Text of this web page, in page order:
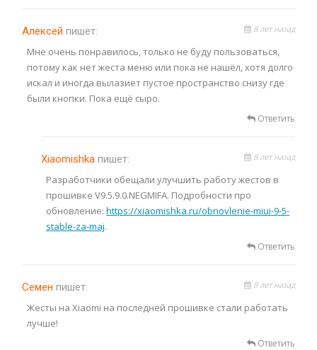
Алексей пишет: 8 лет назад
Мне очень понравилось, только не буду пользоваться,
потому как нет жеста меню или пока не нашёл, хотя долго
искал и иногда вылазиет пустое пространство снизу где
были кнопки. Пока ещё сыро.
Ответить
Xiaomishkaпишет: 8 лет назад
Разработчики обещали улучшить работу жестов в
прошивке V9.5.9.0.NEGMIFA. Подробности про
обновление:https://xiaomishka.ru/obnovlenie-miui-9-5-
stable-za-maj.
Ответить
Семен пишет: 8 лет назад
Жесты на Xiaomi на последней прошивке стали работать
лучше!
Ответить